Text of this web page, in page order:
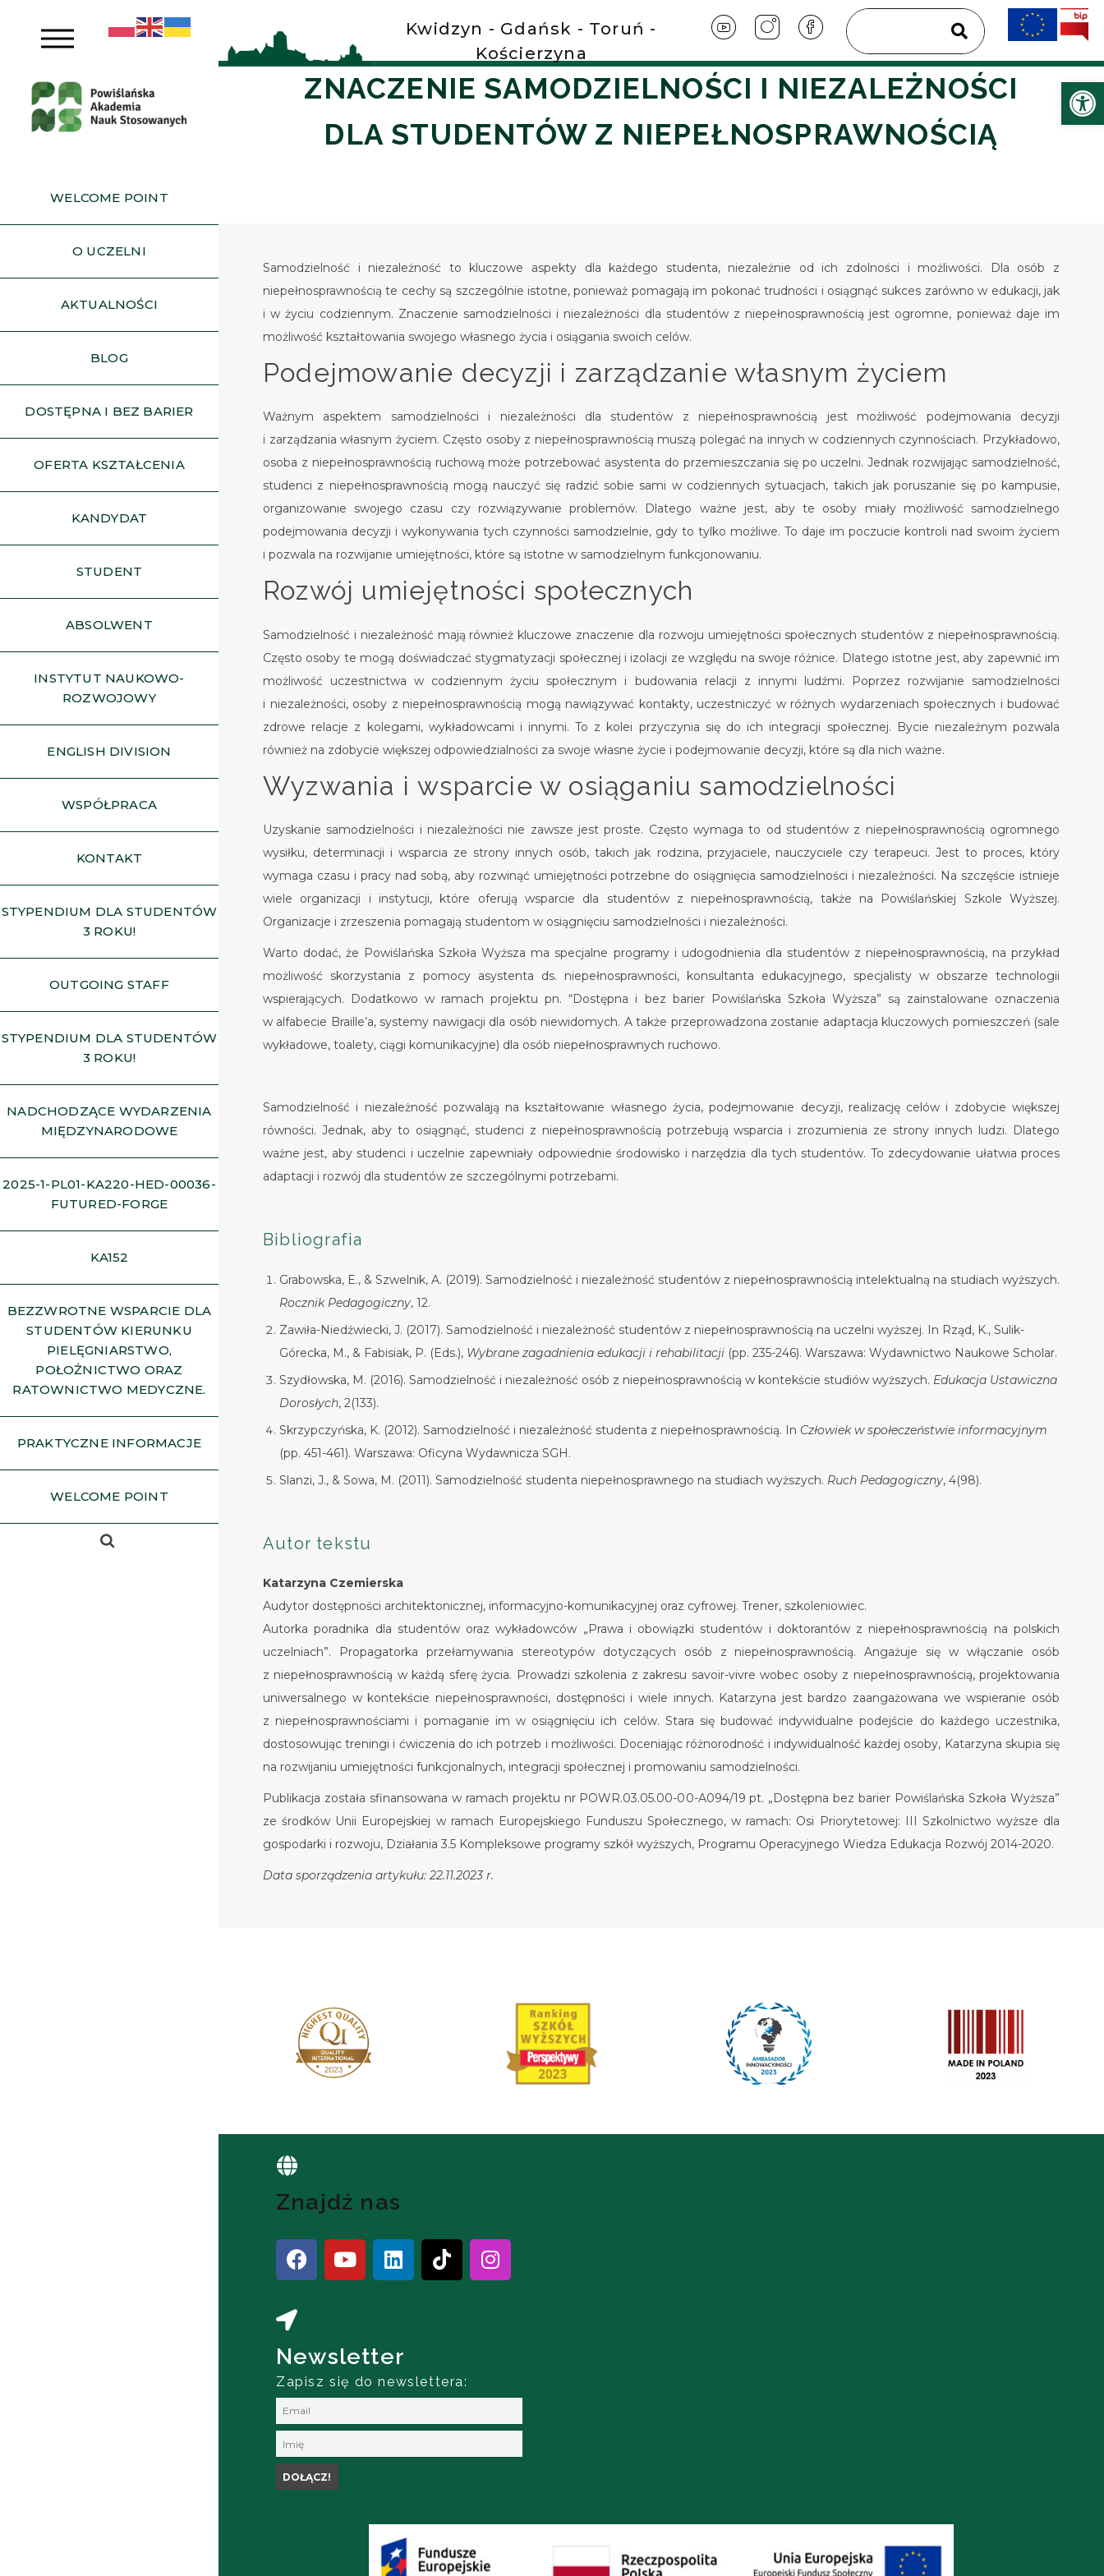
WELCOME POINT
O UCZELNI
AKTUALNOŚCI
BLOG
DOSTĘPNA I BEZ BARIER
OFERTA KSZTAŁCENIA
KANDYDAT
STUDENT
ABSOLWENT
INSTYTUT NAUKOWO-
ROZWOJOWY
ENGLISH DIVISION
WSPÓŁPRACA
KONTAKT
STYPENDIUM DLA STUDENTÓW
3 ROKU!
OUTGOING STAFF
STYPENDIUM DLA STUDENTÓW
3 ROKU!
NADCHODZĄCE WYDARZENIA
MIĘDZYNARODOWE
2025-1-PL01-KA220-HED-00036-
FUTURED-FORGE
KA152
BEZZWROTNE WSPARCIE DLA
STUDENTÓW KIERUNKU
PIELĘGNIARSTWO,
POŁOŻNICTWO ORAZ
RATOWNICTWO MEDYCZNE.
PRAKTYCZNE INFORMACJE
WELCOME POINT
ZNACZENIE SAMODZIELNOŚCI I NIEZALEŻNOŚCI
DLA STUDENTÓW Z NIEPEŁNOSPRAWNOŚCIĄ
Samodzielność i niezależność to kluczowe aspekty dla każdego studenta, niezależnie od ich zdolności i możliwości. Dla osób z
niepełnosprawnością te cechy są szczególnie istotne, ponieważ pomagają im pokonać trudności i osiągnąć sukces zarówno w edukacji, jak
i w życiu codziennym. Znaczenie samodzielności i niezależności dla studentów z niepełnosprawnością jest ogromne, ponieważ daje im
możliwość kształtowania swojego własnego życia i osiągania swoich celów.
Podejmowanie decyzji i zarządzanie własnym życiem
Ważnym aspektem samodzielności i niezależności dla studentów z niepełnosprawnością jest możliwość podejmowania decyzji
i zarządzania własnym życiem. Często osoby z niepełnosprawnością muszą polegać na innych w codziennych czynnościach. Przykładowo,
osoba z niepełnosprawnością ruchową może potrzebować asystenta do przemieszczania się po uczelni. Jednak rozwijając samodzielność,
studenci z niepełnosprawnością mogą nauczyć się radzić sobie sami w codziennych sytuacjach, takich jak poruszanie się po kampusie,
organizowanie swojego czasu czy rozwiązywanie problemów. Dlatego ważne jest, aby te osoby miały możliwość samodzielnego
podejmowania decyzji i wykonywania tych czynności samodzielnie, gdy to tylko możliwe. To daje im poczucie kontroli nad swoim życiem
i pozwala na rozwijanie umiejętności, które są istotne w samodzielnym funkcjonowaniu.
Rozwój umiejętności społecznych
Samodzielność i niezależność mają również kluczowe znaczenie dla rozwoju umiejętności społecznych studentów z niepełnosprawnością.
Często osoby te mogą doświadczać stygmatyzacji społecznej i izolacji ze względu na swoje różnice. Dlatego istotne jest, aby zapewnić im
możliwość uczestnictwa w codziennym życiu społecznym i budowania relacji z innymi ludźmi. Poprzez rozwijanie samodzielności
i niezależności, osoby z niepełnosprawnością mogą nawiązywać kontakty, uczestniczyć w różnych wydarzeniach społecznych i budować
zdrowe relacje z kolegami, wykładowcami i innymi. To z kolei przyczynia się do ich integracji społecznej. Bycie niezależnym pozwala
również na zdobycie większej odpowiedzialności za swoje własne życie i podejmowanie decyzji, które są dla nich ważne.
Wyzwania i wsparcie w osiąganiu samodzielności
Uzyskanie samodzielności i niezależności nie zawsze jest proste. Często wymaga to od studentów z niepełnosprawnością ogromnego
wysiłku, determinacji i wsparcia ze strony innych osób, takich jak rodzina, przyjaciele, nauczyciele czy terapeuci. Jest to proces, który
wymaga czasu i pracy nad sobą, aby rozwinąć umiejętności potrzebne do osiągnięcia samodzielności i niezależności. Na szczęście istnieje
wiele organizacji i instytucji, które oferują wsparcie dla studentów z niepełnosprawnością, także na Powiślańskiej Szkole Wyższej.
Organizacje i zrzeszenia pomagają studentom w osiągnięciu samodzielności i niezależności.
Warto dodać, że Powiślańska Szkoła Wyższa ma specjalne programy i udogodnienia dla studentów z niepełnosprawnością, na przykład
możliwość skorzystania z pomocy asystenta ds. niepełnosprawności, konsultanta edukacyjnego, specjalisty w obszarze technologii
wspierających. Dodatkowo w ramach projektu pn. “Dostępna i bez barier Powiślańska Szkoła Wyższa” są zainstalowane oznaczenia
w alfabecie Braille’a, systemy nawigacji dla osób niewidomych. A także przeprowadzona zostanie adaptacja kluczowych pomieszczeń (sale
wykładowe, toalety, ciągi komunikacyjne) dla osób niepełnosprawnych ruchowo.
Samodzielność i niezależność pozwalają na kształtowanie własnego życia, podejmowanie decyzji, realizację celów i zdobycie większej
równości. Jednak, aby to osiągnąć, studenci z niepełnosprawnością potrzebują wsparcia i zrozumienia ze strony innych ludzi. Dlatego
ważne jest, aby studenci i uczelnie zapewniały odpowiednie środowisko i narzędzia dla tych studentów. To zdecydowanie ułatwia proces
adaptacji i rozwój dla studentów ze szczególnymi potrzebami.
Bibliografia
Grabowska, E., & Szwelnik, A. (2019). Samodzielność i niezależność studentów z niepełnosprawnością intelektualną na studiach wyższych.
Rocznik Pedagogiczny, 12.
Zawiła-Niedźwiecki, J. (2017). Samodzielność i niezależność studentów z niepełnosprawnością na uczelni wyższej. In Rząd, K., Sulik-
Górecka, M., & Fabisiak, P. (Eds.), Wybrane zagadnienia edukacji i rehabilitacji (pp. 235-246). Warszawa: Wydawnictwo Naukowe Scholar.
Szydłowska, M. (2016). Samodzielność i niezależność osób z niepełnosprawnością w kontekście studiów wyższych. Edukacja Ustawiczna
Dorosłych, 2(133).
Skrzypczyńska, K. (2012). Samodzielność i niezależność studenta z niepełnosprawnością. In Człowiek w społeczeństwie informacyjnym
(pp. 451-461). Warszawa: Oficyna Wydawnicza SGH.
Slanzi, J., & Sowa, M. (2011). Samodzielność studenta niepełnosprawnego na studiach wyższych. Ruch Pedagogiczny, 4(98).
Autor tekstu
Katarzyna Czemierska
Audytor dostępności architektonicznej, informacyjno-komunikacyjnej oraz cyfrowej. Trener, szkoleniowiec.
Autorka poradnika dla studentów oraz wykładowców „Prawa i obowiązki studentów i doktorantów z niepełnosprawnością na polskich
uczelniach”. Propagatorka przełamywania stereotypów dotyczących osób z niepełnosprawnością. Angażuje się w włączanie osób
z niepełnosprawnością w każdą sferę życia. Prowadzi szkolenia z zakresu savoir-vivre wobec osoby z niepełnosprawnością, projektowania
uniwersalnego w kontekście niepełnosprawności, dostępności i wiele innych. Katarzyna jest bardzo zaangażowana we wspieranie osób
z niepełnosprawnościami i pomaganie im w osiągnięciu ich celów. Stara się budować indywidualne podejście do każdego uczestnika,
dostosowując treningi i ćwiczenia do ich potrzeb i możliwości. Doceniając różnorodność i indywidualność każdej osoby, Katarzyna skupia się
na rozwijaniu umiejętności funkcjonalnych, integracji społecznej i promowaniu samodzielności.
Publikacja została sfinansowana w ramach projektu nr POWR.03.05.00-00-A094/19 pt. „Dostępna bez barier Powiślańska Szkoła Wyższa”
ze środków Unii Europejskiej w ramach Europejskiego Funduszu Społecznego, w ramach: Osi Priorytetowej: III Szkolnictwo wyższe dla
gospodarki i rozwoju, Działania 3.5 Kompleksowe programy szkół wyższych, Programu Operacyjnego Wiedza Edukacja Rozwój 2014-2020.
Data sporządzenia artykułu: 22.11.2023 r.
Znajdź nas
Newsletter
Zapisz się do newslettera:
Kwidzyn - Gdańsk - Toruń -
Kościerzyna